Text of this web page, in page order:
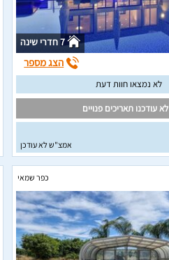
7 חדרי שינה
הצג מספר
לא נמצאו חוות דעת
לא עודכנו תאריכים פנויים
אמצ"ש לא עודכן
כפר שמאי